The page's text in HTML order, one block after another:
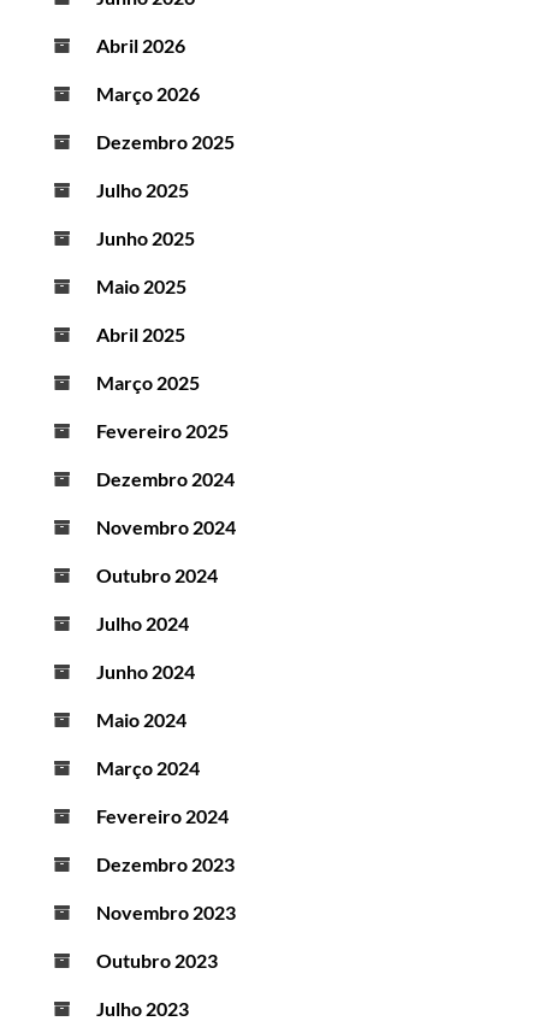
Abril 2026
Março 2026
Dezembro 2025
Julho 2025
Junho 2025
Maio 2025
Abril 2025
Março 2025
Fevereiro 2025
Dezembro 2024
Novembro 2024
Outubro 2024
Julho 2024
Junho 2024
Maio 2024
Março 2024
Fevereiro 2024
Dezembro 2023
Novembro 2023
Outubro 2023
Julho 2023